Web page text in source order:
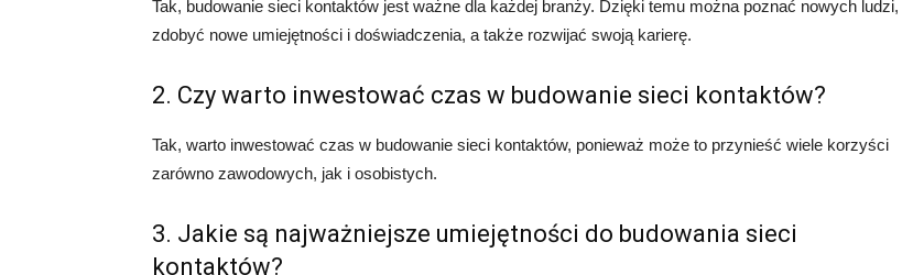
Tak, budowanie sieci kontaktów jest ważne dla każdej branży. Dzięki temu można poznać nowych ludzi,
zdobyć nowe umiejętności i doświadczenia, a także rozwijać swoją karierę.
2. Czy warto inwestować czas w budowanie sieci kontaktów?
Tak, warto inwestować czas w budowanie sieci kontaktów, ponieważ może to przynieść wiele korzyści
zarówno zawodowych, jak i osobistych.
3. Jakie są najważniejsze umiejętności do budowania sieci
kontaktów?